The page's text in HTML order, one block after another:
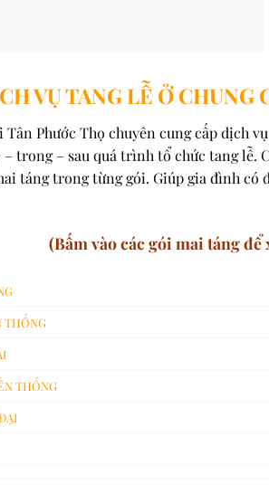
VỤ TANG LỄ Ở CHUNG
Phước Thọ chuyên cung cấp dịch
trong – sau quá trình tổ chức tang
táng trong từng gói. Giúp gia đình
(Bấm vào các gói mai táng
THỐNG
THỐNG